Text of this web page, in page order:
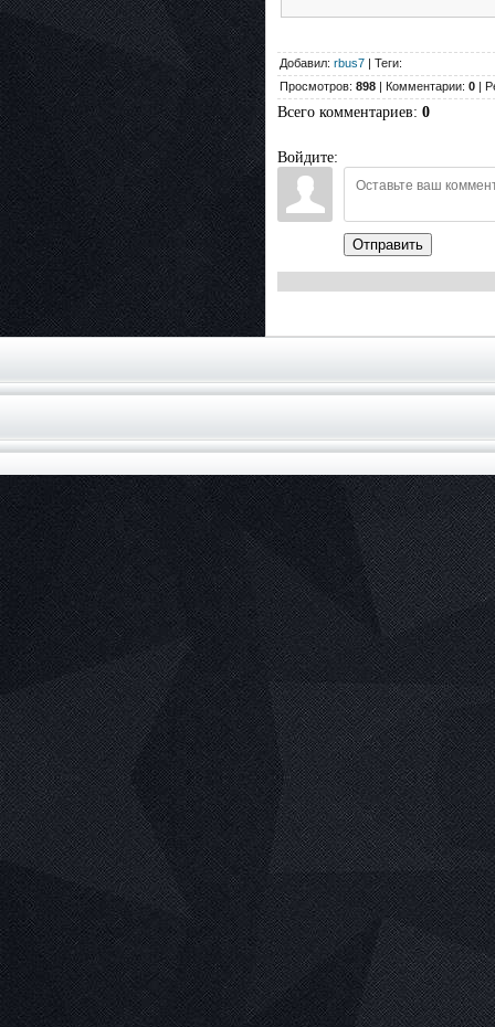
Добавил: rbus7 | Теги:
Просмотров: 898 | Комментарии: 0 |
Всего комментариев: 0
Войдите:
Отправить